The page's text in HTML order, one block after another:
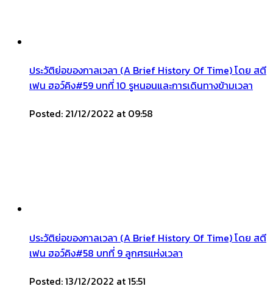
ประวัติย่อของกาลเวลา (A Brief History Of Time) โดย สตี
เฟน ฮอว์คิง#59 บทที่ 10 รูหนอนและการเดินทางข้ามเวลา
Posted: 21/12/2022 at 09:58
ประวัติย่อของกาลเวลา (A Brief History Of Time) โดย สตี
เฟน ฮอว์คิง#58 บทที่ 9 ลูกศรแห่งเวลา
Posted: 13/12/2022 at 15:51